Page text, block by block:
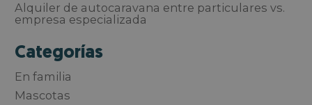
Alquiler de autocaravana entre particulares vs.
empresa especializada
Categorías
En familia
Mascotas